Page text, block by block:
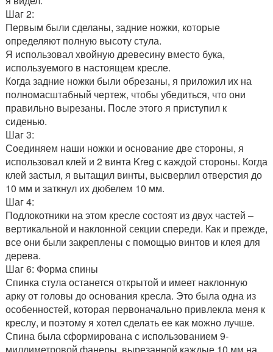
Шаг 2:
Первым были сделаны, задние ножки, которые
определяют полную высоту стула.
Я использовал хвойную древесину вместо бука,
используемого в настоящем кресле.
Когда задние ножки были обрезаны, я приложил их на
полномасштабный чертеж, чтобы убедиться, что они
правильно вырезаны. После этого я приступил к
сиденью.
Шаг 3:
Соединяем наши ножки и основание две стороны, я
использовал клей и 2 винта Kreg с каждой стороны. Когда
клей застыл, я вытащил винты, высверлил отверстия до
10 мм и заткнул их дюбелем 10 мм.
Шаг 4:
Подлокотники на этом кресле состоят из двух частей –
вертикальной и наклонной секции спереди. Как и прежде,
все они были закреплены с помощью винтов и клея для
дерева.
Шаг 6: Форма спины
Спинка стула останется открытой и имеет наклонную
арку от головы до основания кресла. Это была одна из
особенностей, которая первоначально привлекла меня к
креслу, и поэтому я хотел сделать ее как можно лучше.
Спина была сформирована с использованием 9-